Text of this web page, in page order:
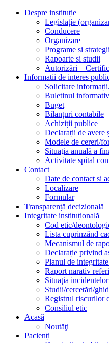
Despre instituție
Legislație
Conducere
Organizare
Programe si strategii
Rapoarte si studii
Autorizări –
Informatii de interes
Solicitare
Buletinul informativ
Buget
Bilanțuri contabile
Achiziții publice
Declarații de avere
Modele de cereri/
Situaţia anuală a
Activitate spital
Contact
Date de contact si
Localizare
Formular
Transparență decizională
Integritate instituțională
Cod etic/
Lista cuprinzând
Mecanismul de
Declarație privind
Planul de
Raport narativ
Situaţia
Studii/cercetări/
Registrul riscurilor
Consiliul etic
Acasă
Noutăţi
Pacienți